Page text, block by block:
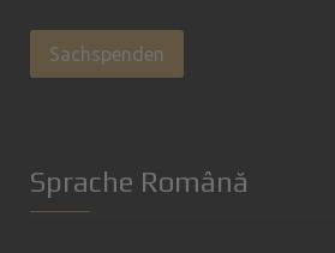
Sachspenden
Sprache Română